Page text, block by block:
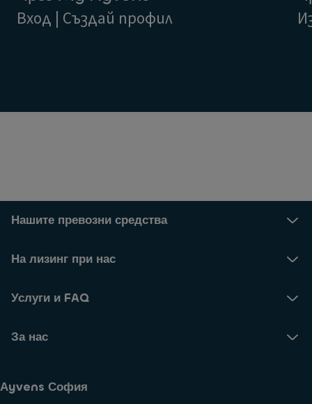
Вход | Създай профил
Нашите превозни средства
На лизинг при нас
Услуги и FAQ
За нас
Аyvens София